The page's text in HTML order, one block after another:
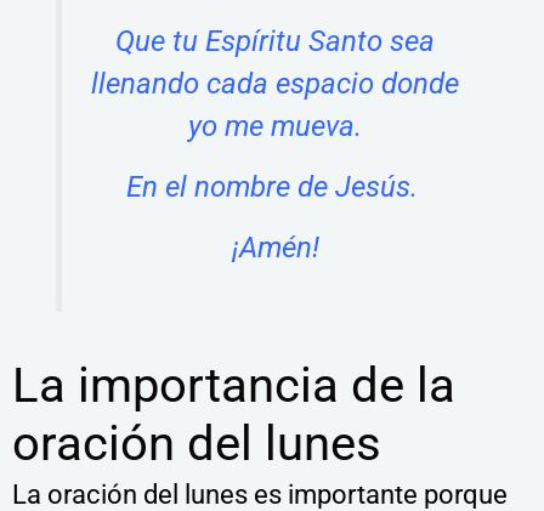
Que tu Espíritu Santo sea
llenando cada espacio donde
yo me mueva.
En el nombre de Jesús.
¡Amén!
La importancia de la
oración del lunes
La oración del lunes es importante porque